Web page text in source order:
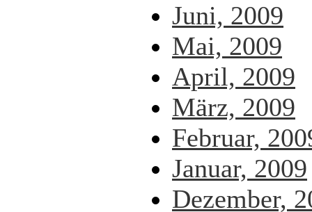
Juni, 2009
Mai, 2009
April, 2009
März, 2009
Februar,
Januar, 2009
Dezember,